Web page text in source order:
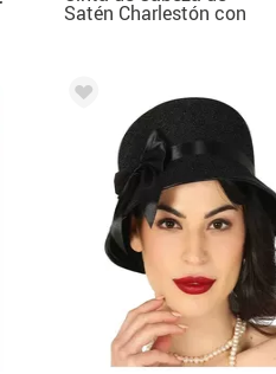
Satén Charlestón con